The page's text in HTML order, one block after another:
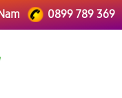
0899 789 369